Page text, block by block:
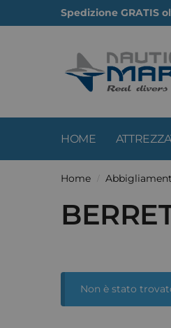
Spedizione GRATIS
HOME
Home
Non è stato